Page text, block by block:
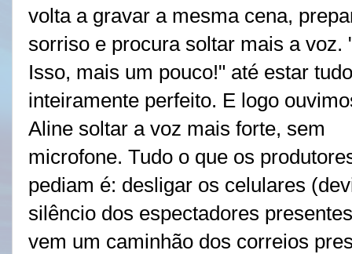
volta a gravar a mesma cena,
sorriso e procura soltar mais a voz.
Isso, mais um pouco!" até estar tudo
inteiramente perfeito. E logo
Aline soltar a voz mais forte, sem
microfone. Tudo o que os
pediam é: desligar os celulares
silêncio dos espectadores
vem um caminhão dos correios